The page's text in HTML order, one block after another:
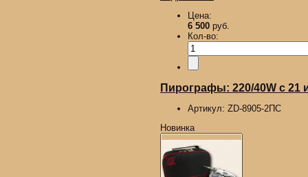
Цена:
6 500 руб.
Кол-во:
Пирографы: 220/40W с 21
Артикул: ZD-8905-2ПС
Новинка